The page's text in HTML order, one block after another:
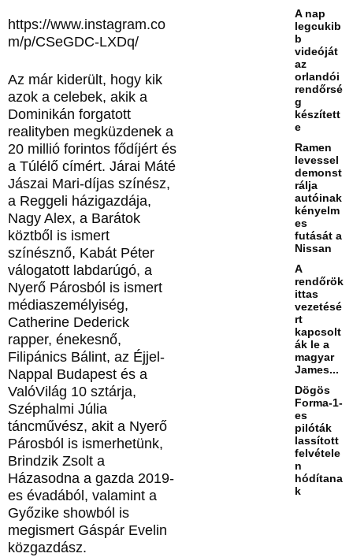
https://www.instagram.co
m/p/CSeGDC-LXDq/
Az már kiderült, hogy kik
azok a celebek, akik a
Dominikán forgatott
realityben megküzdenek a
20 millió forintos fődíjért és
a Túlélő címért. Járai Máté
Jászai Mari-díjas színész,
a Reggeli házigazdája,
Nagy Alex, a Barátok
köztből is ismert
színésznő, Kabát Péter
válogatott labdarúgó, a
Nyerő Párosból is ismert
médiaszemélyiség,
Catherine Dederick
rapper, énekesnő,
Filipánics Bálint, az Éjjel-
Nappal Budapest és a
ValóVilág 10 sztárja,
Széphalmi Júlia
táncművész, akit a Nyerő
Párosból is ismerhetünk,
Brindzik Zsolt a
Házasodna a gazda 2019-
es évadából, valamint a
Győzike showból is
megismert Gáspár Evelin
közgazdász.
A nap
legcukib
b
videóját
az
orlandói
rendőrsé
g
készített
e
Ramen
levessel
demonst
rálja
autóinak
kényelm
es
futását a
Nissan
A
rendőrök
ittas
vezetésé
rt
kapcsolt
ák le a
magyar
James...
Dögös
Forma-1-
es
pilóták
lassított
felvétele
n
hódítana
k